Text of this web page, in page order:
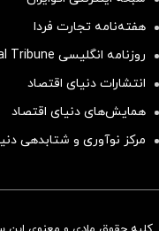
هفته‌نامه تجارت فردا
روزنامه انگلیسی Financial Tribune
انتشارات دنیای اقتصاد
همایش‌های دنیای اقتصاد
مرکز نوآوری و شتابدهی